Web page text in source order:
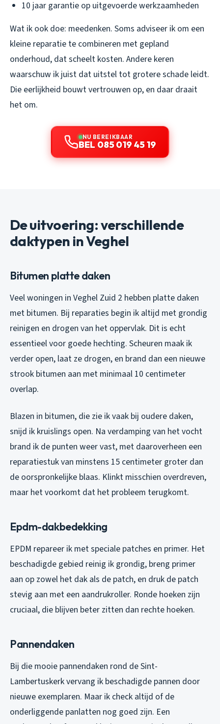
10 jaar garantie op uitgevoerde werkzaamheden
Wat ik ook doe: meedenken. Soms adviseer ik om een
kleine reparatie te combineren met gepland
onderhoud, dat scheelt kosten. Andere keren
waarschuw ik juist dat uitstel tot grotere schade leidt.
Die eerlijkheid bouwt vertrouwen op, en daar draait
het om.
NU BEREIKBAAR
BEL 085 019 45 19
De uitvoering: verschillende
daktypen in Veghel
Bitumen platte daken
Veel woningen in Veghel Zuid 2 hebben platte daken
met bitumen. Bij reparaties begin ik altijd met grondig
reinigen en drogen van het oppervlak. Dit is echt
essentieel voor goede hechting. Scheuren maak ik
verder open, laat ze drogen, en brand dan een nieuwe
strook bitumen aan met minimaal 10 centimeter
overlap.
Blazen in bitumen, die zie ik vaak bij oudere daken,
snijd ik kruislings open. Na verdamping van het vocht
brand ik de punten weer vast, met daaroverheen een
reparatiestuk van minstens 15 centimeter groter dan
de oorspronkelijke blaas. Klinkt misschien overdreven,
maar het voorkomt dat het probleem terugkomt.
Epdm-dakbedekking
EPDM repareer ik met speciale patches en primer. Het
beschadigde gebied reinig ik grondig, breng primer
aan op zowel het dak als de patch, en druk de patch
stevig aan met een aandrukroller. Ronde hoeken zijn
cruciaal, die blijven beter zitten dan rechte hoeken.
Pannendaken
Bij die mooie pannendaken rond de Sint-
Lambertuskerk vervang ik beschadigde pannen door
nieuwe exemplaren. Maar ik check altijd of de
onderliggende panlatten nog goed zijn. Een